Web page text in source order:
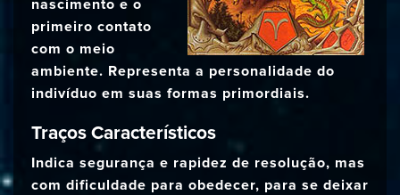
nascimento e o
primeiro contato
com o meio
ambiente. Representa a personalidade do
indivíduo em suas formas primordiais.
Traços Característicos
Indica segurança e rapidez de resolução, mas
com dificuldade para obedecer, para se deixar